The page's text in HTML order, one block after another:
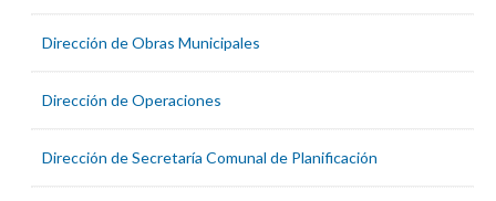
Dirección de Obras Municipales
Dirección de Operaciones
Dirección de Secretaría Comunal de Planificación